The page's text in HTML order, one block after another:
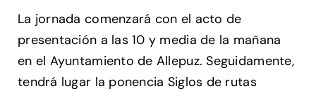
La jornada comenzará con el acto de
presentación a las 10 y media de la mañana
en el Ayuntamiento de Allepuz. Seguidamente,
tendrá lugar la ponencia Siglos de rutas